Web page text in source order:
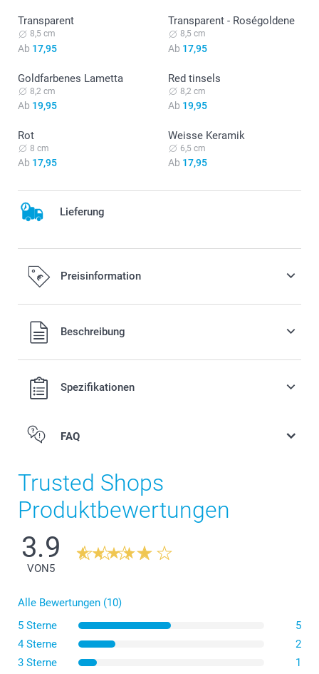
Vorübergehend nicht verfügbar
Transparent
8,5 cm
Ab 17,95
Vorübergehend nicht verfügbar
Transparent - Roségoldene
8,5 cm
Ab 17,95
Vorübergehend nicht verfügbar
Goldfarbenes Lametta
8,2 cm
Ab 19,95
Vorübergehend nicht verfügbar
Red tinsels
8,2 cm
Ab 19,95
Vorübergehend nicht verfügbar
Rot
8 cm
Ab 17,95
Vorübergehend nicht verfügbar
Weisse Keramik
6,5 cm
Ab 17,95
Lieferung
Preisinformation
Alle Preise verstehen sich in EURO (€) inkl. MwSt. und zzgl.
Versandkosten.Beschreibung
Spezifikationen
FAQ
Trusted Shops
Produktbewertungen
3.9
VON5
Alle Bewertungen (10)
5 Sterne
5
4 Sterne
2
3 Sterne
1